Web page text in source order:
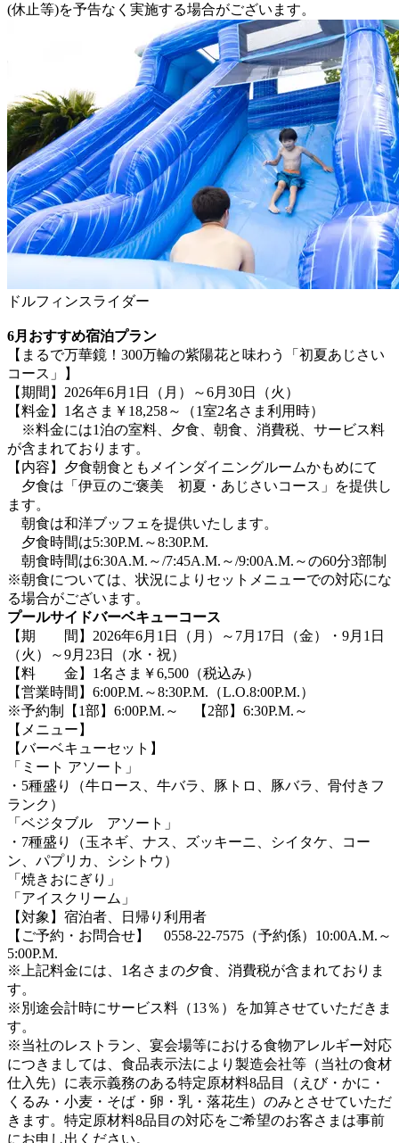
(休止等)を予告なく実施する場合がございます。
ドルフィンスライダー
6月おすすめ宿泊プラン
【まるで万華鏡！300万輪の紫陽花と味わう「初夏あじさい
コース」】
【期間】2026年6月1日（月）～6月30日（火）
【料金】1名さま￥18,258～（1室2名さま利用時）
※料金には1泊の室料、夕食、朝食、消費税、サービス料
が含まれております。
【内容】夕食朝食ともメインダイニングルームかもめにて
夕食は「伊豆のご褒美 初夏・あじさいコース」を提供し
ます。
朝食は和洋ブッフェを提供いたします。
夕食時間は5:30P.M.～8:30P.M.
朝食時間は6:30A.M.～/7:45A.M.～/9:00A.M.～の60分3部制
※朝食については、状況によりセットメニューでの対応にな
る場合がございます。
プールサイドバーベキューコース
【期 間】2026年6月1日（月）～7月17日（金）・9月1日
（火）～9月23日（水・祝）
【料 金】1名さま￥6,500（税込み）
【営業時間】6:00P.M.～8:30P.M.（L.O.8:00P.M.）
※予約制【1部】6:00P.M.～ 【2部】6:30P.M.～
【メニュー】
【バーベキューセット】
「ミート アソート」
・5種盛り（牛ロース、牛バラ、豚トロ、豚バラ、骨付きフ
ランク）
「ベジタブル アソート」
・7種盛り（玉ネギ、ナス、ズッキーニ、シイタケ、コー
ン、パプリカ、シシトウ）
「焼きおにぎり」
「アイスクリーム」
【対象】宿泊者、日帰り利用者
【ご予約・お問合せ】 0558-22-7575（予約係）10:00A.M.～
5:00P.M.
※上記料金には、1名さまの夕食、消費税が含まれておりま
す。
※別途会計時にサービス料（13％）を加算させていただきま
す。
※当社のレストラン、宴会場等における食物アレルギー対応
につきましては、食品表示法により製造会社等（当社の食材
仕入先）に表示義務のある特定原材料8品目（えび・かに・
くるみ・小麦・そば・卵・乳・落花生）のみとさせていただ
きます。特定原材料8品目の対応をご希望のお客さまは事前
にお申し出ください。